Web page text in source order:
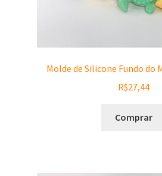
Molde de Silicone Fundo do
R$27,44
Comprar